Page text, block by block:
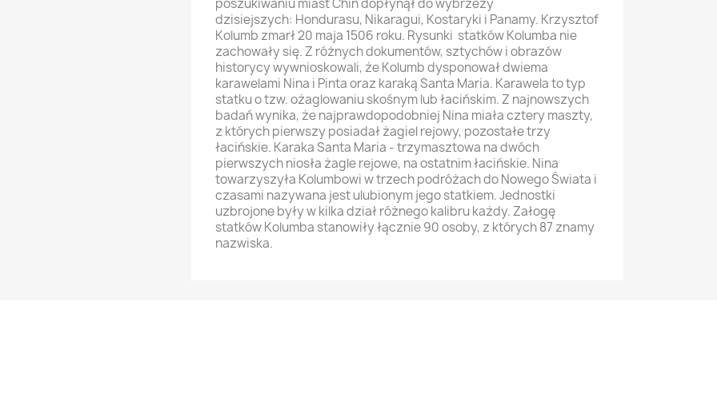
poszukiwaniu miast Chin dopłynął do wybrzeży
dzisiejszych: Hondurasu, Nikaragui, Kostaryki i Panamy. Krzysztof
Kolumb zmarł 20 maja 1506 roku. Rysunki statków Kolumba nie
zachowały się. Z różnych dokumentów, sztychów i obrazów
historycy wywnioskowali, że Kolumb dysponował dwiema
karawelami Nina i Pinta oraz karaką Santa Maria. Karawela to typ
statku o tzw. ożaglowaniu skośnym lub łacińskim. Z najnowszych
badań wynika, że najprawdopodobniej Nina miała cztery maszty,
z których pierwszy posiadał żagiel rejowy, pozostałe trzy
łacińskie. Karaka Santa Maria - trzymasztowa na dwóch
pierwszych niosła żagle rejowe, na ostatnim łacińskie. Nina
towarzyszyła Kolumbowi w trzech podróżach do Nowego Świata i
czasami nazywana jest ulubionym jego statkiem. Jednostki
uzbrojone były w kilka dział różnego kalibru każdy. Załogę
statków Kolumba stanowiły łącznie 90 osoby, z których 87 znamy
nazwiska.